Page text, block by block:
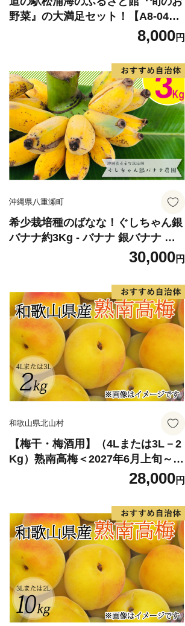
野菜』の大満足セット！【A8-04
8,000円
沖縄県八重瀬町
希少栽培種のばなな！ぐしちゃん銀
バナナ約3Kg - バナナ 銀バナナ ナ
ムワヌアン 果物 フルーツ 希少 国産
30,000円
和歌山県北山村
【梅干・梅酒用】（4Lまたは3L－2
Kg）熟南高梅＜2027年6月上旬～7
月上旬ごろに順次発送予定＞【art0
28,000円